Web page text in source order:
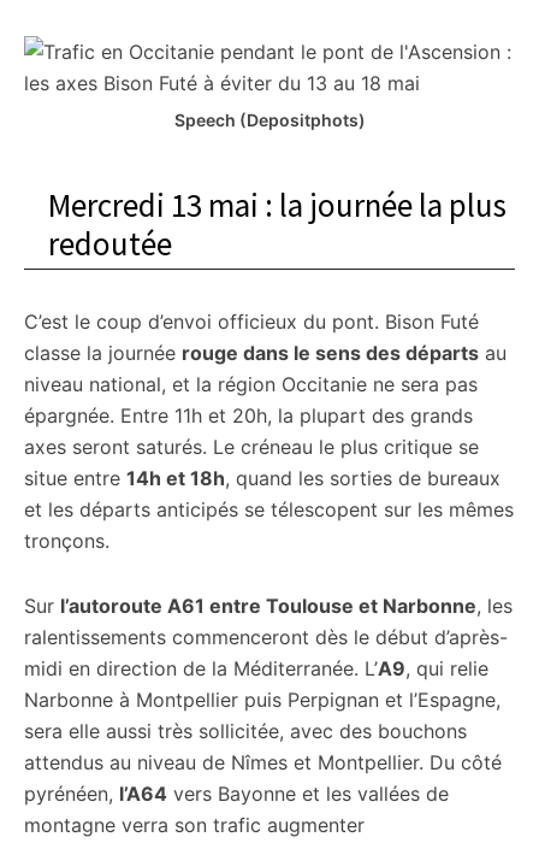
Speech (Depositphots)
Mercredi 13 mai : la journée la plus
redoutée
C’est le coup d’envoi officieux du pont. Bison Futé
classe la journée rouge dans le sens des départs au
niveau national, et la région Occitanie ne sera pas
épargnée. Entre 11h et 20h, la plupart des grands
axes seront saturés. Le créneau le plus critique se
situe entre 14h et 18h, quand les sorties de bureaux
et les départs anticipés se télescopent sur les mêmes
tronçons.
Sur l’autoroute A61 entre Toulouse et Narbonne, les
ralentissements commenceront dès le début d’après-
midi en direction de la Méditerranée. L’A9, qui relie
Narbonne à Montpellier puis Perpignan et l’Espagne,
sera elle aussi très sollicitée, avec des bouchons
attendus au niveau de Nîmes et Montpellier. Du côté
pyrénéen, l’A64 vers Bayonne et les vallées de
montagne verra son trafic augmenter